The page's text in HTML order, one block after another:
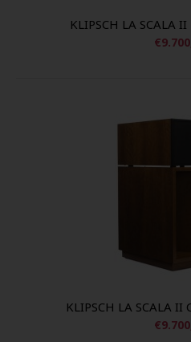
KLIPSCH LA SCALA
KLIPSCH LA SCALA II